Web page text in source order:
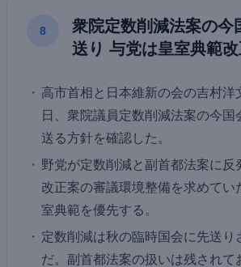
8
衆院定数削減法案の今
送り 与党は皇室典範
高市首相と日本維新の会の吉村洋
日、衆院議員定数削減法案の今国
送る方針を確認した。
野党が定数削減と副首都法案に反
改正案の審議環境整備を求めてい
室典範を優先する。
定数削減は秋の臨時国会に先送り
だ。副首都法案の扱いは残されて